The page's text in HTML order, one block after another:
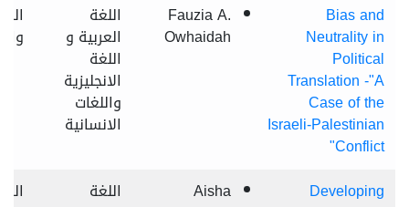
Bias and
Neutrality in
Political
Translation -"A
Case of the
Israeli-Palestinian
Conflict"
Fauzia A.
Owhaidah
اللغة
العربية و
اللغة
الانجليزية
واللغات
الانسانية
Developing
Aisha اللغة